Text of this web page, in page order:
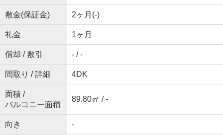
敷金(保証金) 2ヶ月(-)
礼金 1ヶ月
償却 / 敷引 - / -
間取り / 詳細 4DK
面積 /
バルコニー面積
89.80㎡ / -
向き -